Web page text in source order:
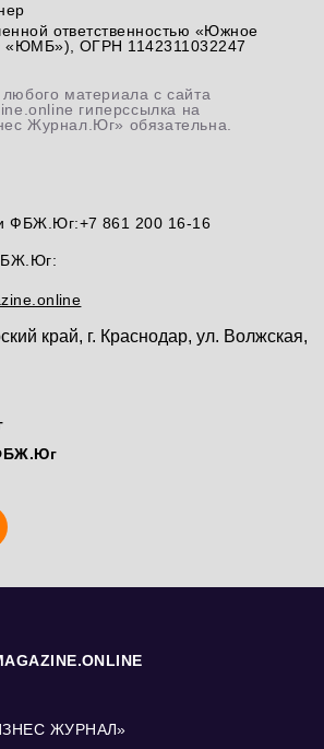
ответственностью «Южное
ОГРН 1142311032247
материала с сайта
гиперссылка на
Журнал.Юг» обязательна.
ФБЖ.Юг:+7 861 200 16-16
край, г. Краснодар, ул. Волжская,
ЖУРНАЛ»